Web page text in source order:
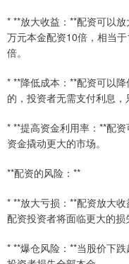
* **放大收益：**配资可以
万元本金配资10倍，相当
倍。
* **降低成本：**配资可以
的，投资者无需支付利息，
* **提高资金利用率：**配
资金撬动更大的市场。
**配资的风险：**
* **放大亏损：**配资放大
配资投资者将面临更大的损
* **爆仓风险：**当股价下